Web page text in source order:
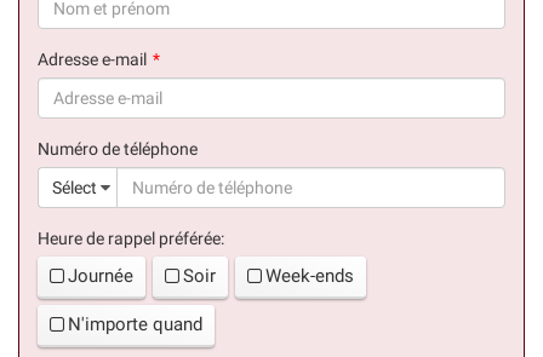
Adresse e-mail
Numéro de téléphone
Sélect
Heure de rappel préférée:
Journée Soir Week-ends
N'importe quand